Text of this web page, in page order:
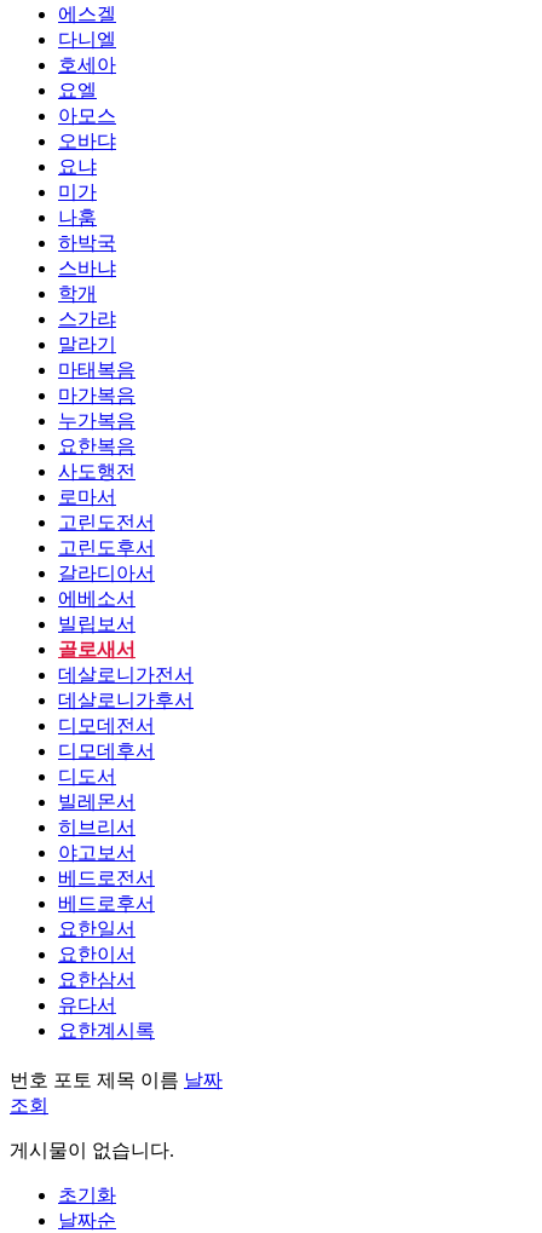
에스겔
다니엘
호세아
요엘
아모스
오바댜
요냐
미가
나훔
하박국
스바냐
학개
스가랴
말라기
마태복음
마가복음
누가복음
요한복음
사도행전
로마서
고린도전서
고린도후서
갈라디아서
에베소서
빌립보서
골로새서
데살로니가전서
데살로니가후서
디모데전서
디모데후서
디도서
빌레몬서
히브리서
야고보서
베드로전서
베드로후서
요한일서
요한이서
요한삼서
유다서
요한계시록
번호 포토 제목 이름 날짜
조회
게시물이 없습니다.
초기화
날짜순